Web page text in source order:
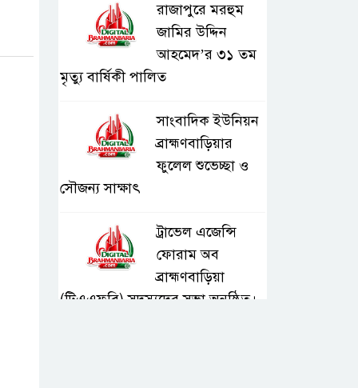
রাজাপুরে মরহুম
জামির উদ্দিন
আহমেদ’র ৩১ তম
মৃত্যু বার্ষিকী পালিত
সাংবাদিক ইউনিয়ন
ব্রাহ্মণবাড়িয়ার
ফুলেল শুভেচ্ছা ও
সৌজন্য সাক্ষাৎ
ট্রাভেল এজেন্সি
ফোরাম অব
ব্রাহ্মণবাড়িয়া
(টিএএফবি) সদস্যদের সভা অনুষ্ঠিত।